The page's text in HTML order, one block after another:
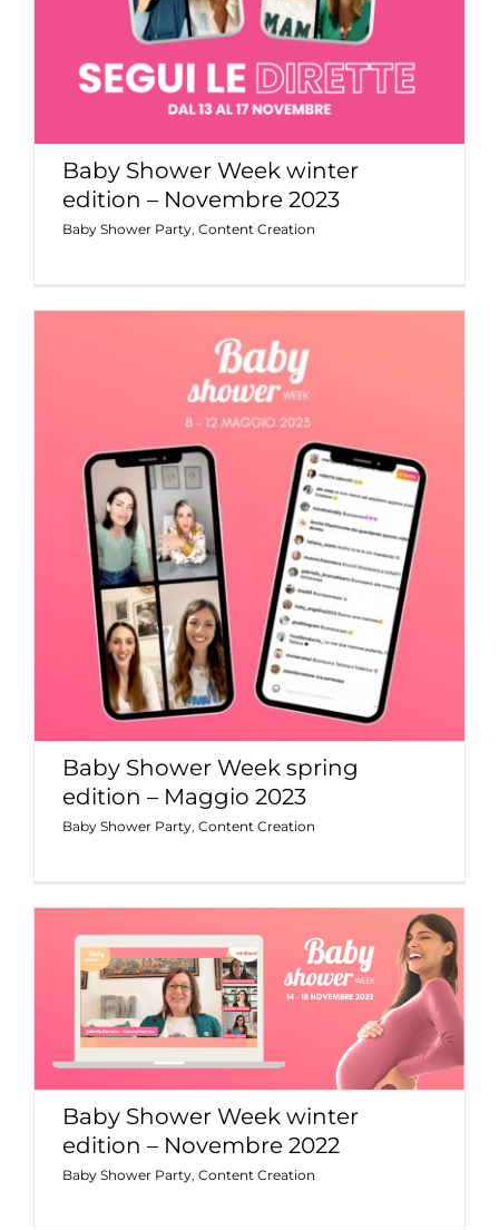
Baby Shower Week winter
edition – Novembre 2023
Baby Shower Party, Content Creation
Baby Shower Week spring edition –
Maggio 2023
Baby Shower Party Content Creation
Baby Shower Week spring
edition – Maggio 2023
Baby Shower Party, Content Creation
Baby Shower Week winter edition –
Novembre 2022
Baby Shower Party Content Creation
Baby Shower Week winter
edition – Novembre 2022
Baby Shower Party, Content Creation